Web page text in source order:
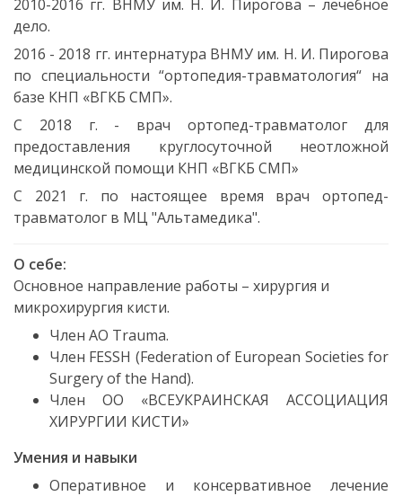
2010-2016 гг. ВНМУ им. Н. И. Пирогова – лечебное
дело.
2016 - 2018 гг. интернатура ВНМУ им. Н. И. Пирогова
по специальности “ортопедия-травматология“ на
базе КНП «ВГКБ СМП».
С 2018 г. - врач ортопед-травматолог для
предоставления круглосуточной неотложной
медицинской помощи КНП «ВГКБ СМП»
С 2021 г. по настоящее время врач ортопед-
травматолог в МЦ "Альтамедика".
О себе:
Основное направление работы – хирургия и
микрохирургия кисти.
Член AO Trauma.
Член FESSH (Federation of European Societies for
Surgery of the Hand).
Член ОО «ВСЕУКРАИНСКАЯ АССОЦИАЦИЯ
ХИРУРГИИ КИСТИ»
Умения и навыки
Оперативное и консервативное лечение